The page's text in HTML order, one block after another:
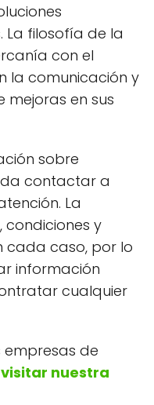
La filosofía de la
con el
la comunicación y
en sus
sobre
contactar a
La
condiciones y
cada caso, por lo
información
cualquier
empresas de
visitar nuestra